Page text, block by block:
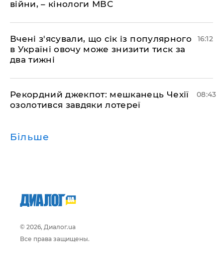
війни, – кінологи МВС
Вчені з'ясували, що сік із популярного
в Україні овочу може знизити тиск за
два тижні
16:12
Рекордний джекпот: мешканець Чехії
озолотився завдяки лотереї
08:43
Більше
© 2026, Диалог.ua
Все права защищены.